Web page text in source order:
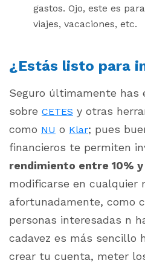
gastos. Ojo, este es
viajes, vacaciones, etc.
¿Estás listo para
Seguro últimamente has
sobre CETES y otras
como NU o Klar; pues
financieros te permiten
rendimiento entre 10% y
modificarse en cualquier
afortunadamente, como
personas interesadas n
cadavez es más sencillo
crear tu cuenta, meter